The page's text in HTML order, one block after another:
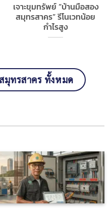
เจาะขุมทรัพย์ “บ้านมือสอง
สมุทรสาคร” รีโนเวทน้อย
กำไรสูง
มุทรสาคร ทั้งหมด